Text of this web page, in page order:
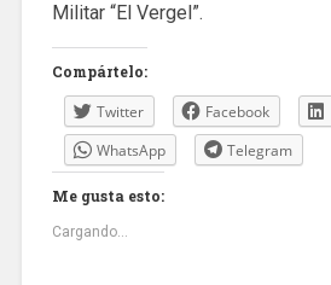
Militar “El Vergel”.
Compártelo:
Twitter Facebook
WhatsApp
Telegram
Me gusta esto:
Cargando...